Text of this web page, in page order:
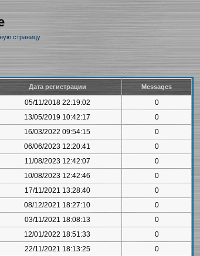
страницу
Дата регистрации Messages
05/11/2018 22:19:02
0
13/05/2019 10:42:17
0
16/03/2022 09:54:15
0
06/06/2023 12:20:41
0
11/08/2023 12:42:07
0
10/08/2023 12:42:46
0
17/11/2021 13:28:40
0
08/12/2021 18:27:10
0
03/11/2021 18:08:13
0
12/01/2022 18:51:33
0
22/11/2021 18:13:25
0